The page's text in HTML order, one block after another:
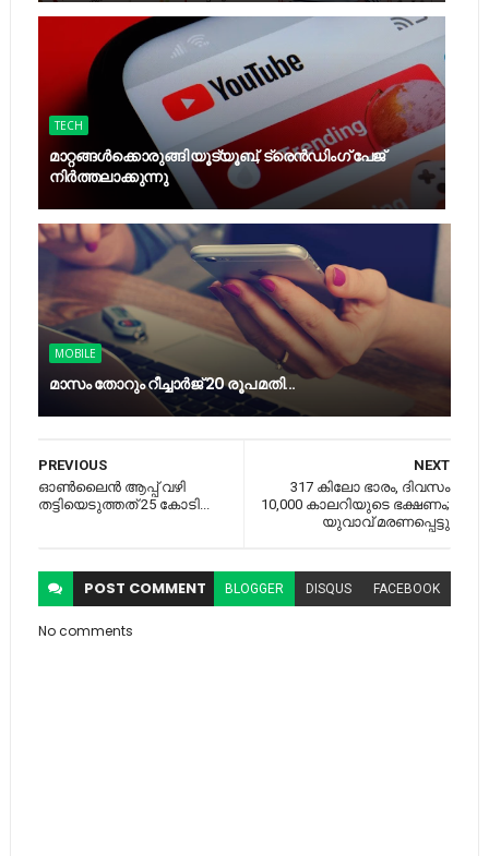
TECH
മാറ്റങ്ങൾക്കൊരുങ്ങി യൂട്യൂബ്, ട്രെൻഡിംഗ് പേജ്
നിർത്തലാക്കുന്നു
MOBILE
മാസം തോറും റീച്ചാര്‍ജ് 20 രൂപ മതി...
NEXT
317 കിലോ ഭാരം, ദിവസം
10,000 കാലറിയുടെ ഭക്ഷണം;
യുവാവ് മരണപ്പെട്ടു
PREVIOUS
ഓൺലൈന്‍ ആപ്പ് വഴി
തട്ടിയെടുത്തത് 25 കോടി...
POST COMMENT BLOGGER DISQUS FACEBOOK
No comments